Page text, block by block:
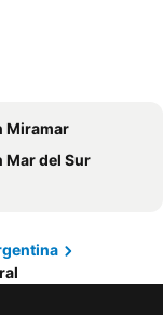
Miramar
Mar del Sur